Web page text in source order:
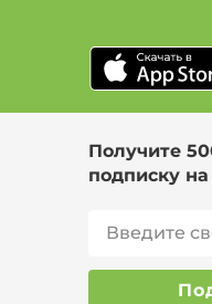
Получите
подписку